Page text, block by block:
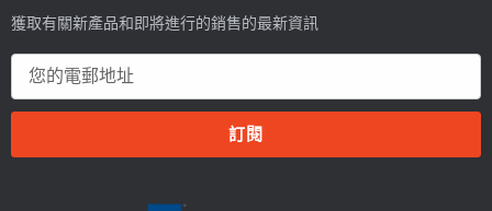
獲取有關新產品和即將進行的銷售的最新資訊
郵